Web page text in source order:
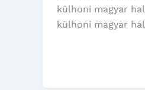
külhoni magyar
külhoni magyar